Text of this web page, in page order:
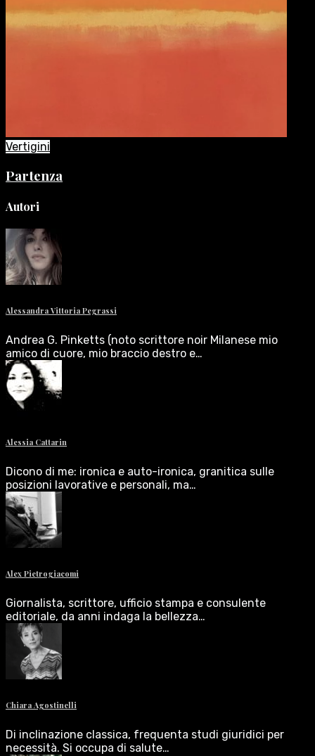
Vertigini
Partenza
Autori
Alessandra Vittoria Pegrassi
Andrea G. Pinketts (noto scrittore noir Milanese mio
amico di cuore, mio braccio destro e…
Alessia Cattarin
Dicono di me: ironica e auto-ironica, granitica sulle
posizioni lavorative e personali, ma…
Alex Pietrogiacomi
Giornalista, scrittore, ufficio stampa e consulente
editoriale, da anni indaga la bellezza…
Chiara Agostinelli
Di inclinazione classica, frequenta studi giuridici per
necessità. Si occupa di salute…